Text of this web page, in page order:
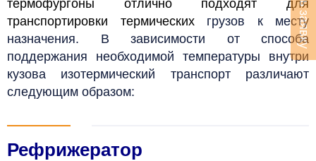
термофургоны отлично подходят для
транспортировки термическихгрузов к месту
назначения. В зависимости от способа
поддержания необходимой температуры внутри
кузова изотермический транспорт различают
следующим образом:
Рефрижератор